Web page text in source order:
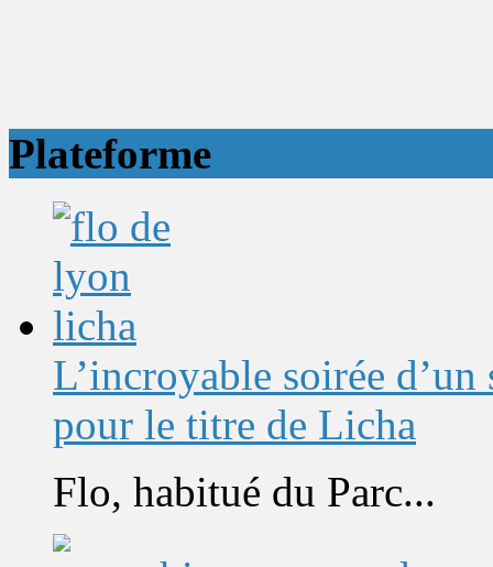
Plateforme
L’incroyable soirée
pour le titre de Licha
Flo, habitué du Parc...